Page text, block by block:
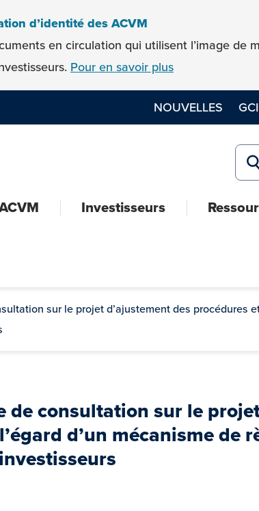
d’identité des ACVM
en circulation qui utilisent l’image de
Pour en savoir plus
NOUVELLES GCI
Investisseurs
sur le projet d’ajustement des procédures
consultation sur le
d’un mécanisme de